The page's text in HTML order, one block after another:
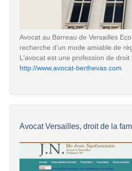
Avocat au Barreau de Versailles
recherche d'un mode amiable de
L'avocat est une profession de droit
http://www.avocat-berthevas.com
Avocat Versailles, droit de la